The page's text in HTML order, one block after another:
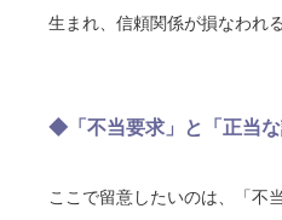
生まれ、信頼関係が損なわれ
◆「不当要求」と「正当
ここで留意したいのは、「不